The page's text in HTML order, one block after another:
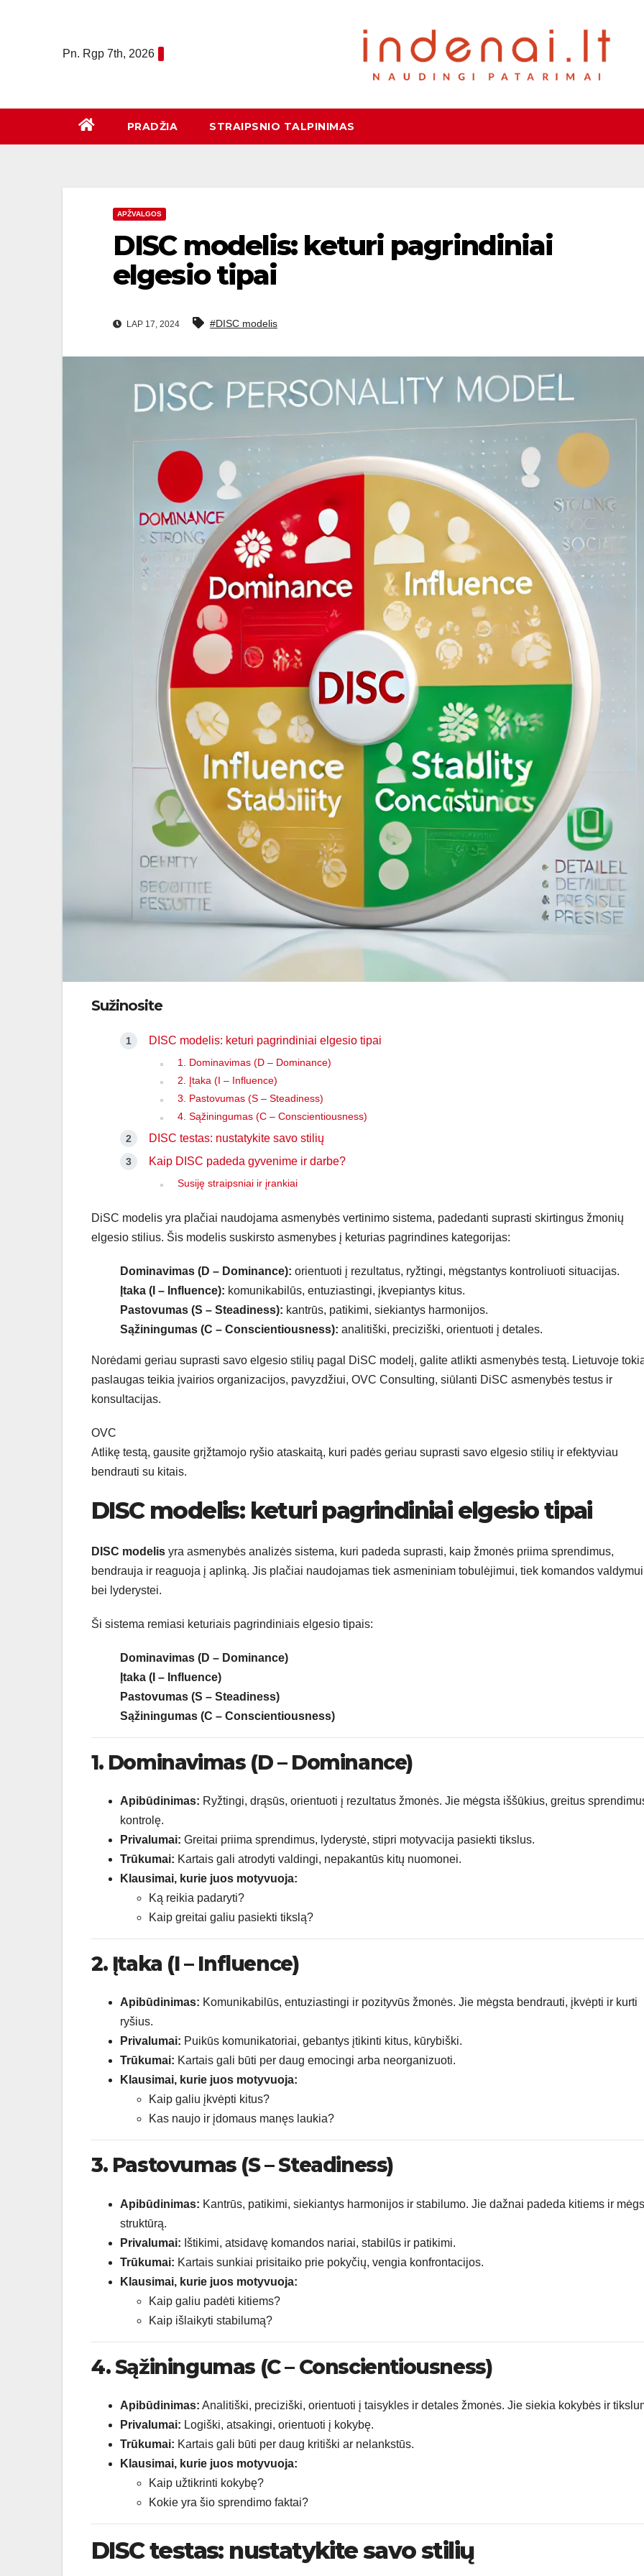
Pn. Rgp 7th, 2026
PRADŽIA STRAIPSNIO TALPINIMAS
APŽVALGOS
DISC modelis: keturi pagrindiniai
elgesio tipai
LAP 17, 2024 #DISC modelis
Sužinosite
DISC modelis: keturi pagrindiniai elgesio tipai
1. Dominavimas (D – Dominance)
2. Įtaka (I – Influence)
3. Pastovumas (S – Steadiness)
4. Sąžiningumas (C – Conscientiousness)
DISC testas: nustatykite savo stilių
Kaip DISC padeda gyvenime ir darbe?
Susiję straipsniai ir įrankiai
DiSC modelis yra plačiai naudojama asmenybės vertinimo sistema, padedanti suprasti skirtingus žmonių
elgesio stilius. Šis modelis suskirsto asmenybes į keturias pagrindines kategorijas:
Dominavimas (D – Dominance): orientuoti į rezultatus, ryžtingi, mėgstantys kontroliuoti situacijas.
Įtaka (I – Influence): komunikabilūs, entuziastingi, įkvepiantys kitus.
Pastovumas (S – Steadiness): kantrūs, patikimi, siekiantys harmonijos.
Sąžiningumas (C – Conscientiousness): analitiški, preciziški, orientuoti į detales.
Norėdami geriau suprasti savo elgesio stilių pagal DiSC modelį, galite atlikti asmenybės testą. Lietuvoje
paslaugas teikia įvairios organizacijos, pavyzdžiui, OVC Consulting, siūlanti DiSC asmenybės testus ir
konsultacijas.
OVC
Atlikę testą, gausite grįžtamojo ryšio ataskaitą, kuri padės geriau suprasti savo elgesio stilių ir efektyviau
bendrauti su kitais.
DISC modelis: keturi pagrindiniai elgesio tipai
DISC modelis yra asmenybės analizės sistema, kuri padeda suprasti, kaip žmonės priima sprendimus,
bendrauja ir reaguoja į aplinką. Jis plačiai naudojamas tiek asmeniniam tobulėjimui, tiek komandos valdymui
bei lyderystei.
Ši sistema remiasi keturiais pagrindiniais elgesio tipais:
Dominavimas (D – Dominance)
Įtaka (I – Influence)
Pastovumas (S – Steadiness)
Sąžiningumas (C – Conscientiousness)
1. Dominavimas (D – Dominance)
Apibūdinimas: Ryžtingi, drąsūs, orientuoti į rezultatus žmonės. Jie mėgsta iššūkius, greitus
kontrolę.
Privalumai: Greitai priima sprendimus, lyderystė, stipri motyvacija pasiekti tikslus.
Trūkumai: Kartais gali atrodyti valdingi, nepakantūs kitų nuomonei.
Klausimai, kurie juos motyvuoja:
Ką reikia padaryti?
Kaip greitai galiu pasiekti tikslą?
2. Įtaka (I – Influence)
Apibūdinimas: Komunikabilūs, entuziastingi ir pozityvūs žmonės. Jie mėgsta bendrauti, įkvėpti ir kurti
ryšius.
Privalumai: Puikūs komunikatoriai, gebantys įtikinti kitus, kūrybiški.
Trūkumai: Kartais gali būti per daug emocingi arba neorganizuoti.
Klausimai, kurie juos motyvuoja:
Kaip galiu įkvėpti kitus?
Kas naujo ir įdomaus manęs laukia?
3. Pastovumas (S – Steadiness)
Apibūdinimas: Kantrūs, patikimi, siekiantys harmonijos ir stabilumo. Jie dažnai padeda kitiems ir
struktūrą.
Privalumai: Ištikimi, atsidavę komandos nariai, stabilūs ir patikimi.
Trūkumai: Kartais sunkiai prisitaiko prie pokyčių, vengia konfrontacijos.
Klausimai, kurie juos motyvuoja:
Kaip galiu padėti kitiems?
Kaip išlaikyti stabilumą?
4. Sąžiningumas (C – Conscientiousness)
Apibūdinimas: Analitiški, preciziški, orientuoti į taisykles ir detales žmonės. Jie siekia kokybės ir
Privalumai: Logiški, atsakingi, orientuoti į kokybę.
Trūkumai: Kartais gali būti per daug kritiški ar nelankstūs.
Klausimai, kurie juos motyvuoja:
Kaip užtikrinti kokybę?
Kokie yra šio sprendimo faktai?
DISC testas: nustatykite savo stilių